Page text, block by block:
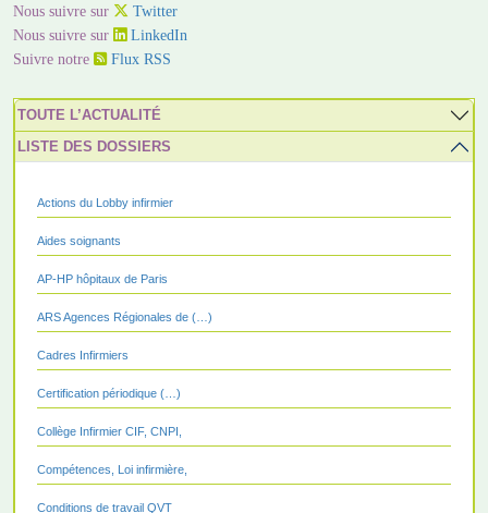
Nous suivre sur
Twitter
Nous suivre sur
LinkedIn
Suivre notre
Flux RSS
TOUTE L’ACTUALITÉ
LISTE DES DOSSIERS
Actions du Lobby infirmier
Aides soignants
AP-HP hôpitaux de Paris
ARS Agences Régionales de (…)
Cadres Infirmiers
Certification périodique (…)
Collège Infirmier CIF, CNPI,
Compétences, Loi infirmière,
Conditions de travail QVT